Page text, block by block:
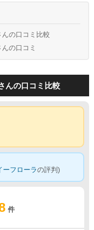
の口コミ比較
の口コミ
んの口コミ比較
ーフローラの評判)
件